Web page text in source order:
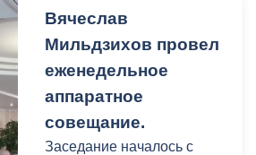
Вячеслав
Мильдзихов провел
еженедельное
аппаратное
совещание.
Заседание началось с